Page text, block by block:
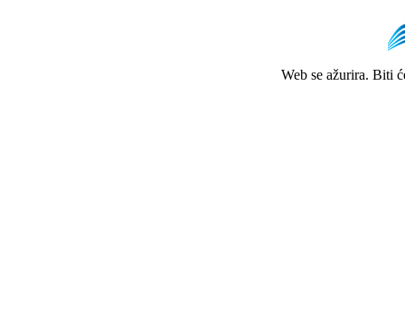
Web se ažurira. Biti